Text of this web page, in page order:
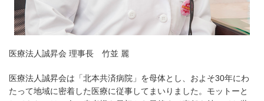
医療法人誠昇会 理事長 竹並 麗
医療法人誠昇会は「北本共済病院」を母体とし、およそ30年にわ
たって地域に密着した医療に従事してまいりました。モットーと